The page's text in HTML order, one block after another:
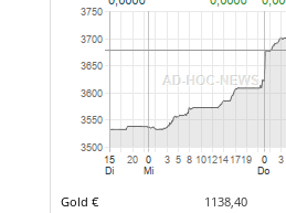
Gold € 1138,40